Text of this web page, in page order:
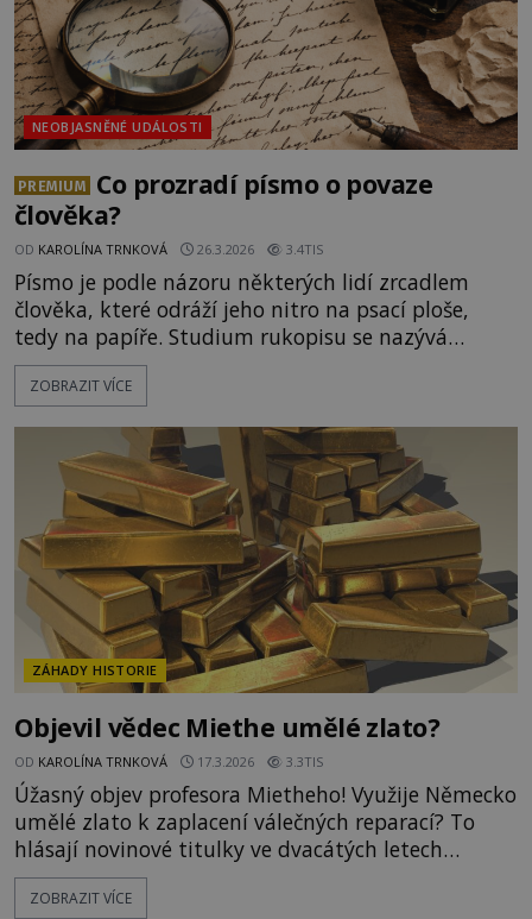
NEOBJASNĚNÉ UDÁLOSTI
PREMIUM
Co prozradí písmo o povaze
člověka?
OD KAROLÍNA TRNKOVÁ 26.3.2026 3.4TIS
Písmo je podle názoru některých lidí zrcadlem
člověka, které odráží jeho nitro na psací ploše,
tedy na papíře. Studium rukopisu se nazývá
grafologie, což je složenina řeckých slov grafein
(psát) a logos (věda, nauka). „Stejně jako
vlastnostech a dispozicích člověka, tak i jeho
rukopis je obrazem jeho mozkových funkcí a
fyzické struktury. [gallery size="
ZOBRAZIT VÍCE
ZÁHADY HISTORIE
Objevil vědec Miethe umělé zlato?
OD KAROLÍNA TRNKOVÁ 17.3.2026 3.3TIS
Úžasný objev profesora Mietheho! Využije Německo
umělé zlato k zaplacení válečných reparací? To
hlásají novinové titulky ve dvacátých letech
minulého století. A přestože se ukázalo, že
německý fyzik se ve svých závěrech mýlil, lidé o
ZOBRAZIT VÍCE